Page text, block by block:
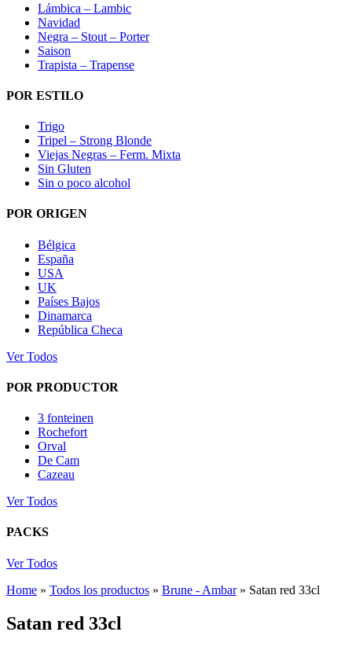
Lámbica – Lambic
Navidad
Negra – Stout – Porter
Saison
Trapista – Trapense
POR ESTILO
Trigo
Tripel – Strong Blonde
Viejas Negras – Ferm. Mixta
Sin Gluten
Sin o poco alcohol
POR ORIGEN
Bélgica
España
USA
UK
Países Bajos
Dinamarca
República Checa
Ver Todos
POR PRODUCTOR
3 fonteinen
Rochefort
Orval
De Cam
Cazeau
Ver Todos
PACKS
Ver Todos
Home » Todos los productos » Brune - Ambar» Satan red 33cl
Satan red 33cl